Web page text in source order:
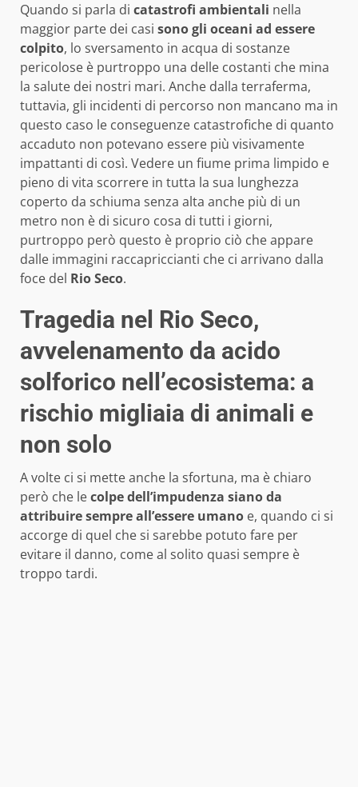
Quando si parla di catastrofi ambientali nella
maggior parte dei casi sono gli oceani ad essere
colpito, lo sversamento in acqua di sostanze
pericolose è purtroppo una delle costanti che mina
la salute dei nostri mari. Anche dalla terraferma,
tuttavia, gli incidenti di percorso non mancano ma in
questo caso le conseguenze catastrofiche di quanto
accaduto non potevano essere più visivamente
impattanti di così. Vedere un fiume prima limpido e
pieno di vita scorrere in tutta la sua lunghezza
coperto da schiuma senza alta anche più di un
metro non è di sicuro cosa di tutti i giorni,
purtroppo però questo è proprio ciò che appare
dalle immagini raccapriccianti che ci arrivano dalla
foce del Rio Seco.
Tragedia nel Rio Seco,
avvelenamento da acido
solforico nell’ecosistema: a
rischio migliaia di animali e
non solo
A volte ci si mette anche la sfortuna, ma è chiaro
però che lecolpe dell’impudenza siano da
attribuire sempre all’essere umano e, quando ci si
accorge di quel che si sarebbe potuto fare per
evitare il danno, come al solito quasi sempre è
troppo tardi.